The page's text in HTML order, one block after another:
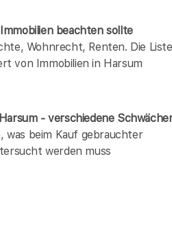
beachten sollte
Wohnrecht, Renten. Die Liste
von Immobilien in Harsum
- verschiedene
was beim Kauf gebrauchter
werden muss